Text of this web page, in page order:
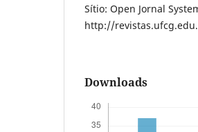
Sítio: Open Jornal
http://
Downloads